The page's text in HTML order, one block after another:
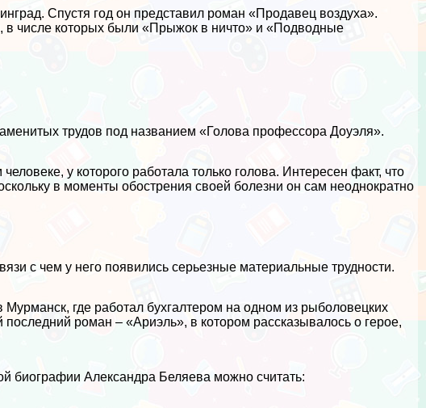
Спустя год он представил роман «Продавец воздуха».
в числе которых были «Прыжок в ничто» и «Подводные
трудов под названием «Голова профессора Доуэля».
у которого работала только голова. Интересен факт, что
в моменты обострения своей болезни он сам неоднократно
с чем у него появились серьезные материальные трудности.
где работал бухгалтером на одном из рыболовецких
роман – «Ариэль», в котором рассказывалось о герое,
биографии Александра Беляева можно считать: